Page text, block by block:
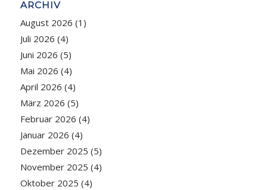
ARCHIV
August 2026 (1)
Juli 2026 (4)
Juni 2026 (5)
Mai 2026 (4)
April 2026 (4)
März 2026 (5)
Februar 2026 (4)
Januar 2026 (4)
Dezember 2025 (5)
November 2025 (4)
Oktober 2025 (4)